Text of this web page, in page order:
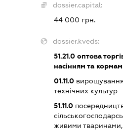
dossier.capital:
44 000 грн.
dossier.kveds:
51.21.0оптова
насінням та
01.11.0
технічних культур
51.11.0
живими